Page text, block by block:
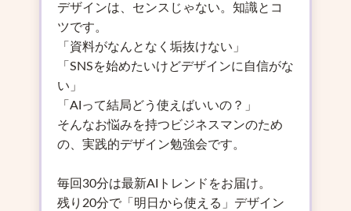
デザインは、センスじゃない。知識とコ
ツです。
「資料がなんとなく垢抜けない」
「SNSを始めたいけどデザインに自信がな
い」
「AIって結局どう使えばいいの？」
そんなお悩みを持つビジネスマンのため
の、実践的デザイン勉強会です。
毎回30分は最新AIトレンドをお届け。
残り20分で「明日から使える」デザイン